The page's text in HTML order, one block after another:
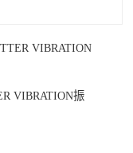
VIBRATION
VIBRATION振